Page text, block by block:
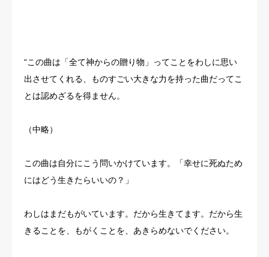
“この曲は「全て神からの贈り物」ってことをわしに思い
出させてくれる、ものすごい大きな力を持った曲だってこ
とは認めざるを得ません。
（中略）
この曲は自分にこう問いかけています。「幸せに死ぬため
にはどう生きたらいいの？」
わしはまだもがいています。だから生きてます。だから生
きることを、もがくことを、あきらめないでください。